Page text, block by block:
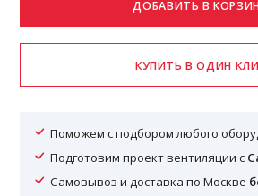
Поможем с подбором любого
Подготовим проект вентиляции с
Самовывоз и доставка по Москве